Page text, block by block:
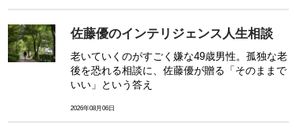
佐藤優のインテリジェンス人生相談
老いていくのがすごく嫌な49歳男性。孤独な老
後を恐れる相談に、佐藤優が贈る「そのままで
いい」という答え
2026年08月06日